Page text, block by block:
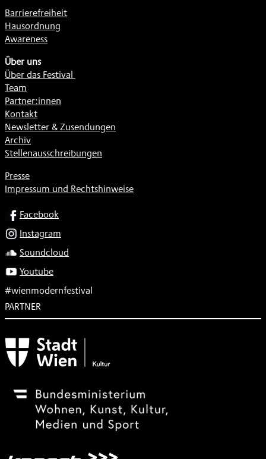
Barrierefreiheit
Hausordnung
Awareness
Über uns
Über das Festival
Team
Partner:innen
Kontakt
Newsletter & Zusendungen
Archiv
Stellenausschreibungen
Presse
Impressum und Rechtshinweise
SOCIALFacebook
Instagram
Soundcloud
Youtube
#wienmodernfestival
PARTNER
Subventionsgeber